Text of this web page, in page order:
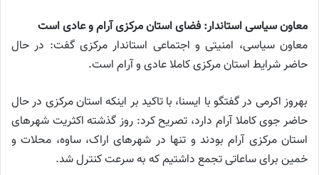
معاون سیاسی استاندار: فضای استان مرکزی آرام و عادی است
معاون سیاسی، امنیتی و اجتماعی استاندار مرکزی گفت: در حال
حاضر شرایط استان مرکزی کاملا عادی و آرام است.
بهروز اکرمی در گفتگو با ایسنا، با تاکید بر اینکه استان مرکزی در حال
حاضر جوی کاملا آرام دارد، تصریح کرد: روز گذشته اکثریت شهر‌های
استان مرکزی آرام بودند و تنها در شهر‌های اراک، ساوه، محلات و
خمین برای ساعاتی تجمع داشتیم که به سرعت کنترل شد.